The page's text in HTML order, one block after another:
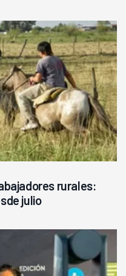
rurales:
julio